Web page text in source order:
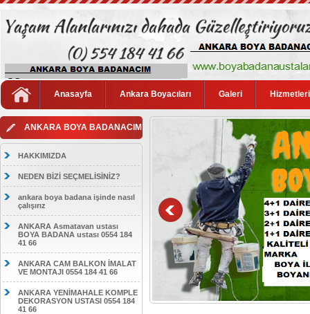
Anasayfa Ankara Boyacıları Galeri
ANKARA BOYA BADANACIM
HAKKIMIZDA
NEDEN BİZİ SEÇMELİSİNİZ?
ankara boya badana işinde nasıl
çalışırız
ANKARA Asmatavan ustası
BOYA BADANA ustası 0554 184
41 66
ANKARA CAM BALKON İMALAT
VE MONTAJI 0554 184 41 66
ANKARA YENİMAHALE KOMPLE
DEKORASYON USTASI 0554 184
41 66